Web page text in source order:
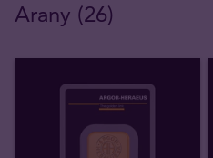
Arany (26)